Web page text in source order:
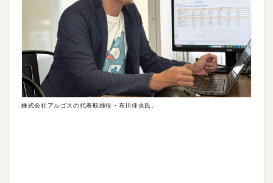
株式会社アルゴスの代表取締役・布川佳央氏。